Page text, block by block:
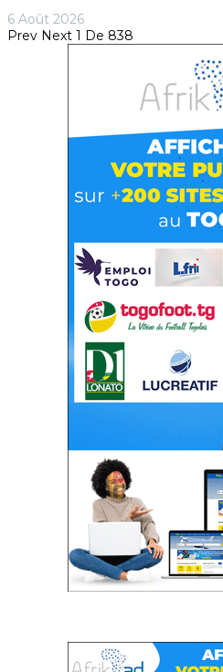
6 Août 2026
Prev Next 1 De 838